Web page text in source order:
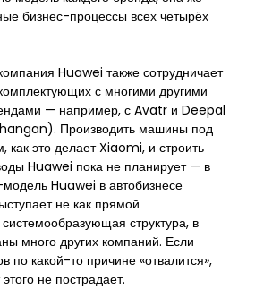
бизнес-процессы всех четырёх
Huawei также сотрудничает
с многими другими
— например, с Avatr и Deepal
Производить машины под
это делает Xiaomi, и строить
Huawei пока не планирует — в
Huawei в автобизнесе
не как прямой
системообразующая структура, в
много других компаний. Если
по какой-то причине «отвалится»,
не пострадает.